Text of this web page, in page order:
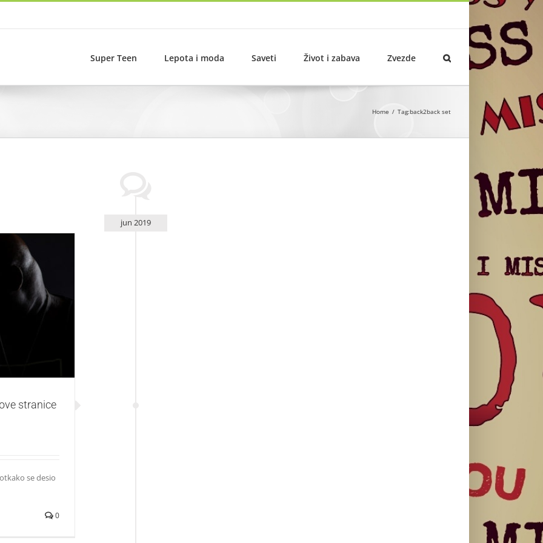
Super Teen Lepota i moda Saveti Život i zabava Zvezde
Home Tag:back2back set
jun 2019
klabing istorije
stranice
se desio
0